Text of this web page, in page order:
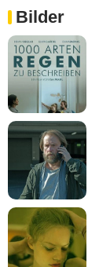
Bilder